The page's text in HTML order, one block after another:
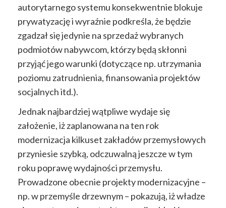
autorytarnego systemu konsekwentnie blokuje
prywatyzację i wyraźnie podkreśla, że będzie
zgadzał się jedynie na sprzedaż wybranych
podmiotów nabywcom, którzy będą skłonni
przyjąć jego warunki (dotyczące np. utrzymania
poziomu zatrudnienia, finansowania projektów
socjalnych itd.).
Jednak najbardziej wątpliwe wydaje się
założenie, iż zaplanowana na ten rok
modernizacja kilkuset zakładów przemysłowych
przyniesie szybką, odczuwalną jeszcze w tym
roku poprawę wydajności przemysłu.
Prowadzone obecnie projekty modernizacyjne –
np. w przemyśle drzewnym – pokazują, iż władze